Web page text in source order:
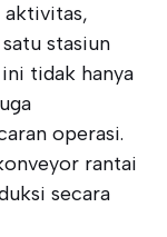
aktivitas,
stasiun
tidak hanya
operasi.
rantai
secara